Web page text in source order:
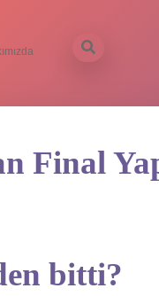
Final
bitti?